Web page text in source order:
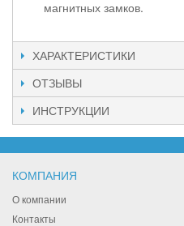
магнитных замков.
ХАРАКТЕРИСТИКИ
ОТЗЫВЫ
ИНСТРУКЦИИ
КОМПАНИЯ
О компании
Контакты